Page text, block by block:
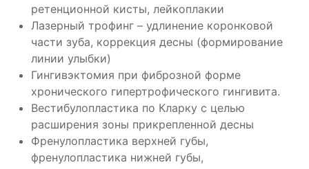
ретенционной кисты, лейкоплакии
Лазерный трофинг – удлинение коронковой
части зуба, коррекция десны (формирование
линии улыбки)
Гингивэктомия при фиброзной форме
хронического гипертрофического гингивита.
Вестибулопластика по Кларку с целью
расширения зоны прикрепленной десны
Френулопластика верхней губы,
френулопластика нижней губы,